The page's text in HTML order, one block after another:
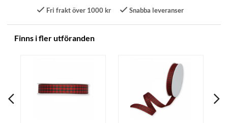
Fri frakt över 1000 kr Snabba leveranser
Finns i fler utföranden